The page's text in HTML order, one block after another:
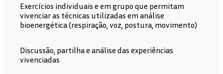
Exercícios individuais e em grupo que permitam
vivenciar as técnicas utilizadas em análise
bioenergética (respiração, voz, postura, movimento)
Discussão, partilha e análise das experiências
vivenciadas